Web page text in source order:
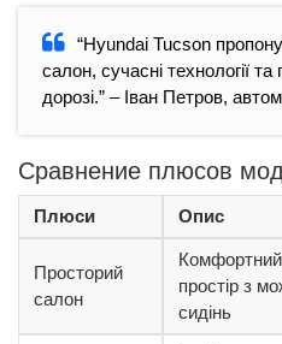
“Hyundai Tucson
салон, сучасні технології
дорозі.” – Іван Петров,
Сравнение плюсов
Плюси Опис
Просторий
салон
Комфортний
простір з
сидінь